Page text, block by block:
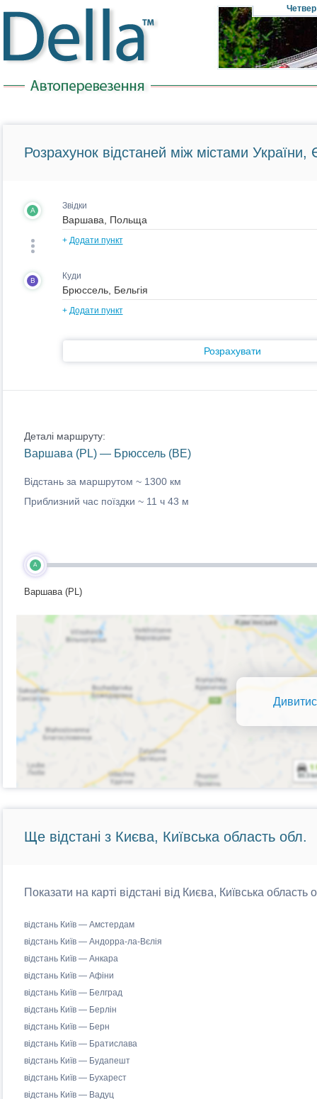
Четвер
Розрахунок відстаней між містами України,
A Звідки
+ Додати пункт
B Куди
+ Додати пункт
Розрахувати
Деталі маршруту:
Варшава (PL) — Брюссель (BE)
Відстань за маршрутом ~ 1300 км
Приблизний час поїздки ~ 11 ч 43 м
A
Варшава (PL)
Ще відстані з Києва, Київська область обл.
Показати на карті відстані від Києва, Київська
відстань Київ — Амстердам
відстань Київ — Андорра-ла-Вєлія
відстань Київ — Анкара
відстань Київ — Афіни
відстань Київ — Белград
відстань Київ — Берлін
відстань Київ — Берн
відстань Київ — Братислава
відстань Київ — Будапешт
відстань Київ — Бухарест
відстань Київ — Вадуц